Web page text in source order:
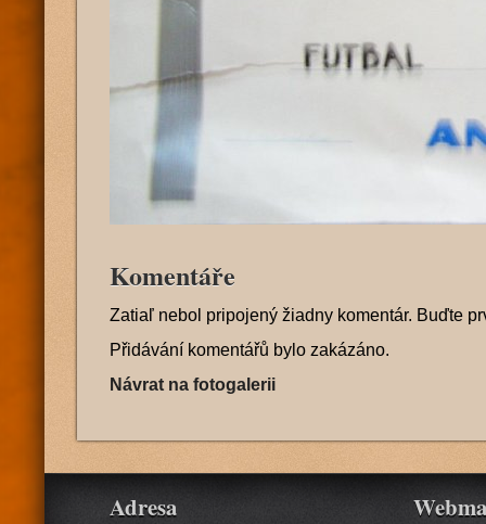
Komentáře
Zatiaľ nebol pripojený žiadny komentár. Buďte
Přidávání komentářů bylo zakázáno.
Návrat na fotogalerii
Adresa